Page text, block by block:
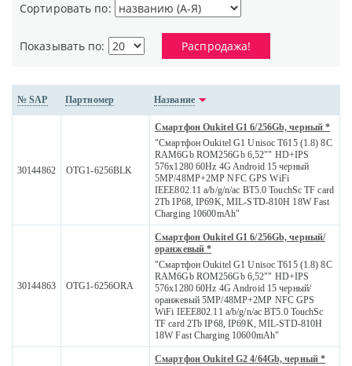
Сортировать по:
Показывать по: Распродажа!
№ SAP Партномер Название
30144862 OTG1-6256BLK
Смартфон Oukitel G1 6/256Gb, черный *
"Смартфон Oukitel G1 Unisoc T615 (1.8) 8С
RAM6Gb ROM256Gb 6,52"" HD+IPS
576x1280 60Hz 4G Android 15 черный
5MP/48MP+2MP NFC GPS WiFi
IEEE802.11 a/b/g/n/ac BT5.0 TouchSc TF card
2Tb IP68, IP69K, MIL-STD-810H 18W Fast
Charging 10600mAh"
30144863 OTG1-6256ORA
Смартфон Oukitel G1 6/256Gb, черный/
оранжевый *
"Смартфон Oukitel G1 Unisoc T615 (1.8) 8С
RAM6Gb ROM256Gb 6,52"" HD+IPS
576x1280 60Hz 4G Android 15 черный/
оранжевый 5MP/48MP+2MP NFC GPS
WiFi IEEE802.11 a/b/g/n/ac BT5.0 TouchSc
TF card 2Tb IP68, IP69K, MIL-STD-810H
18W Fast Charging 10600mAh"
Смартфон Oukitel G2 4/64Gb, черный *